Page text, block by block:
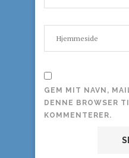
GEM MIT NAVN,
DENNE BROWSER
KOMMENTERER.